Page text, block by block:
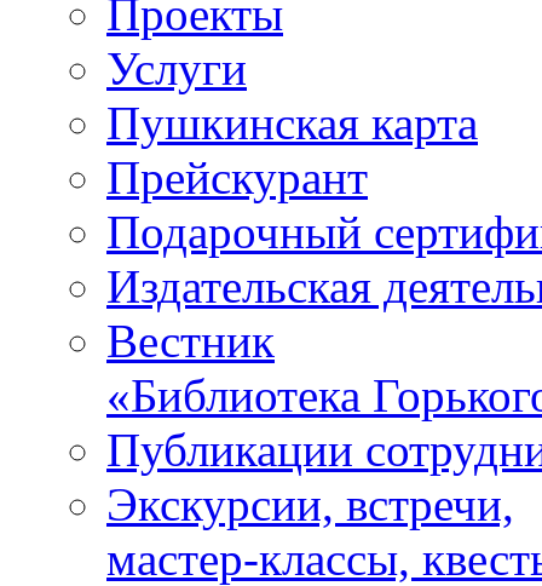
Проекты
Услуги
Пушкинская карта
Прейскурант
Подарочный
Издательская
Вестник
«Библиотека
Публикации
Экскурсии, встречи,
мастер-классы,